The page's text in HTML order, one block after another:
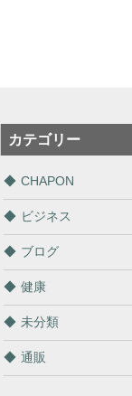
カテゴリー
CHAPON
ビジネス
ブログ
健康
未分類
通販